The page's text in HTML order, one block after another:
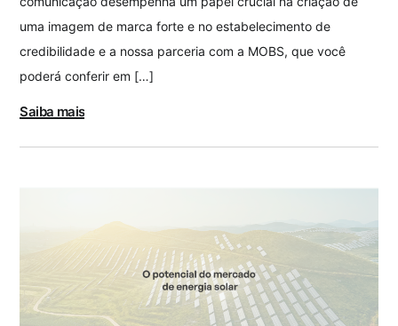
uma imagem de marca forte e no estabelecimento de
credibilidade e a nossa parceria com a MOBS, que você
poderá conferir em […]
Saiba mais